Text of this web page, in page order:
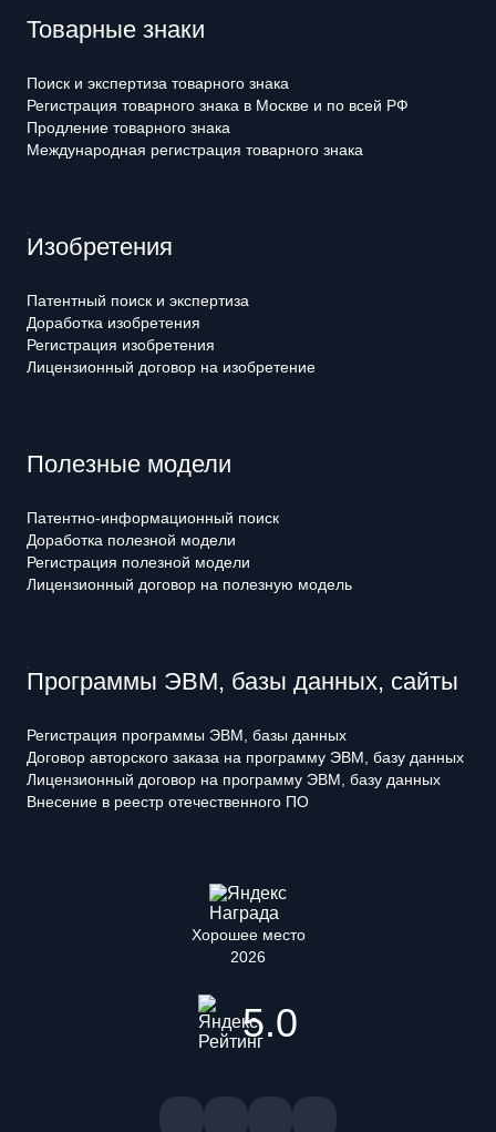
Товарные знаки
Поиск и экспертиза товарного знака
Регистрация товарного знака в Москве и по всей РФ
Продление товарного знака
Международная регистрация товарного знака
Изобретения
Патентный поиск и экспертиза
Доработка изобретения
Регистрация изобретения
Лицензионный договор на изобретение
Полезные модели
Патентно-информационный поиск
Доработка полезной модели
Регистрация полезной модели
Лицензионный договор на полезную модель
Программы ЭВМ, базы данных, сайты
Регистрация программы ЭВМ, базы данных
Договор авторского заказа на программу ЭВМ, базу данных
Лицензионный договор на программу ЭВМ, базу данных
Внесение в реестр отечественного ПО
Хорошее место
2026
5.0